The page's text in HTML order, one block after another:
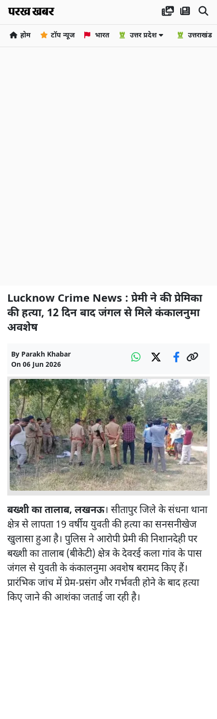
होम टॉप न्यूज भारत उत्तर प्रदेश उत्तराखंड
Lucknow Crime News : प्रेमी ने की प्रेमिका
की हत्या, 12 दिन बाद जंगल से मिले कंकालनुमा
अवशेष
By Parakh Khabar
On 06 Jun 2026
बख्शी का तालाब, लखनऊ। सीतापुर जिले के संधना थाना
क्षेत्र से लापता 19 वर्षीय युवती की हत्या का सनसनीखेज
खुलासा हुआ है। पुलिस ने आरोपी प्रेमी की निशानदेही पर
बख्शी का तालाब (बीकेटी) क्षेत्र के देवरई कला गांव के पास
जंगल से युवती के कंकालनुमा अवशेष बरामद किए हैं।
प्रारंभिक जांच में प्रेम-प्रसंग और गर्भवती होने के बाद हत्या
किए जाने की आशंका जताई जा रही है।